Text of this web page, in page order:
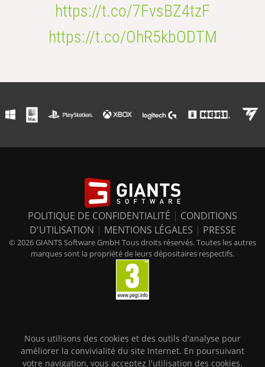
https://t.co/7FvsBZ4tzF
https://t.co/OhR5kbODTM
POLITIQUE DE CONFIDENTIALITÉ | CONDITIONS
D'UTILISATION | MENTIONS LÉGALES | PRESSE
© 2026 GIANTS Software GmbH Tous droits réservés. Toutes les autres
marques sont la propriété de leurs dépositaires respectifs.
Nous utilisons des cookies et des outils d'analyse pour
améliorer la convivialité du site Internet. En poursuivant
votre navigation, vous acceptez l'utilisation des cookies.